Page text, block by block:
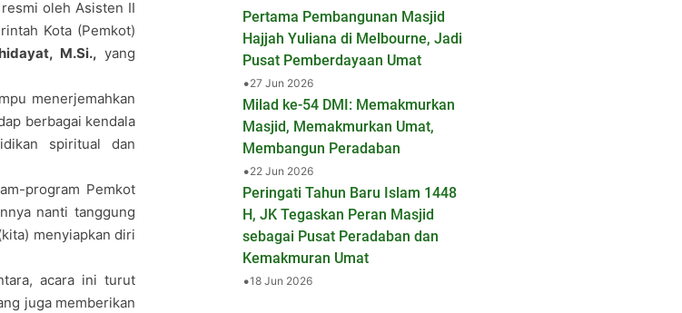
oleh Asisten II
Kota (Pemkot)
M.Si., yang
menerjemahkan
berbagai kendala
spiritual dan
program Pemkot
nanti tanggung
menyiapkan diri
acara ini turut
juga memberikan
Pertama Pembangunan Masjid
Hajjah Yuliana di Melbourne, Jadi
Pusat Pemberdayaan Umat
•27 Jun 2026
Milad ke-54 DMI: Memakmurkan
Masjid, Memakmurkan Umat,
Membangun Peradaban
•22 Jun 2026
Peringati Tahun Baru Islam 1448
H, JK Tegaskan Peran Masjid
sebagai Pusat Peradaban dan
Kemakmuran Umat
•18 Jun 2026